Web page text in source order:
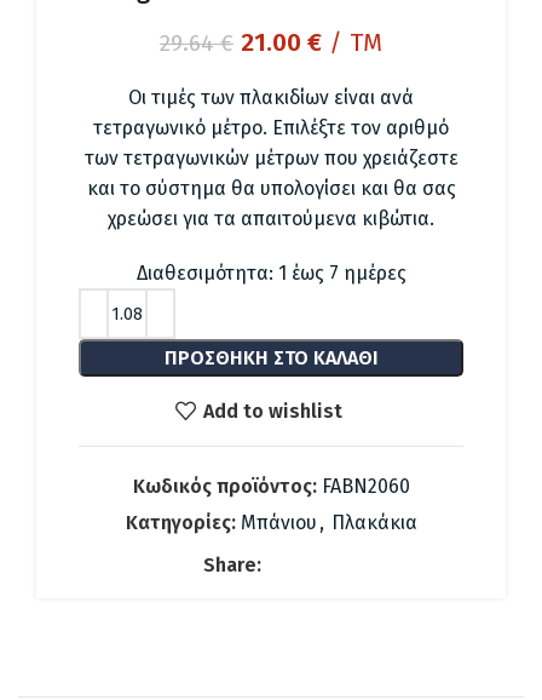
29.64€ Original
was:
29.64 €.
21.00 €Η
τιμή
είναι:
21.00 €.
/ TM
Οι τιμές των πλακιδίων είναι ανά
τετραγωνικό μέτρο. Επιλέξτε τον αριθμό
των τετραγωνικών μέτρων που χρειάζεστε
και το σύστημα θα υπολογίσει και θα σας
χρεώσει για τα απαιτούμενα κιβώτια.
Διαθεσιμότητα: 1 έως 7 ημέρες
ΠΡΟΣΘΉΚΗ ΣΤΟ ΚΑΛΆΘΙ
Add to wishlist
Κωδικός προϊόντος: FABN2060
Κατηγορίες: Μπάνιου , Πλακάκια
Share: